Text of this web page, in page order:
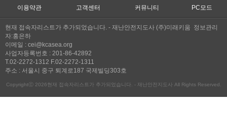
이용약관 고객센터 커뮤니티 PC모드
현재 접속자리스트가 추가되었습니다. - 재난안전지도사 (주)미래키움 정보관리
자:홍은하
이메일 : cei@kcasea.org
사업자등록번호 : 201-86-42892
T.02-2272-1312 F.02-2272-1311
주소 : 서울시 중구 퇴계로187 국제빌딩303호
Copyrightⓒ 2026현재 접속자리스트가 추가되었습니다. - 재난안전지도사 All Rights Reserved.